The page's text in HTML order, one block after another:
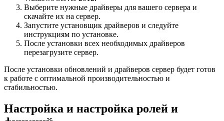
Выберите нужные драйверы для вашего сервера и
скачайте их на сервер.
Запустите установщик драйверов и следуйте
инструкциям по установке.
После установки всех необходимых драйверов
перезагрузите сервер.
После установки обновлений и драйверов сервер будет готов
к работе с оптимальной производительностью и
стабильностью.
Настройка и настройка ролей и